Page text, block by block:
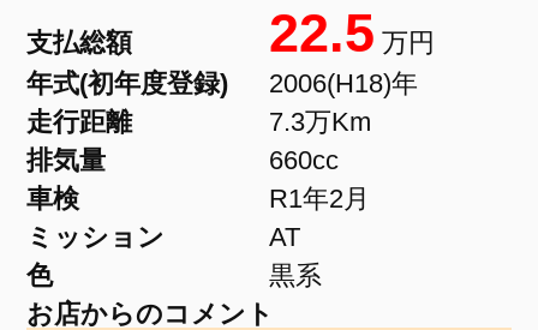
支払総額 22.5 万円
年式(初年度登録)
2006(H18)年
走行距離
7.3万Km
排気量
660cc
車検
R1年2月
ミッション
AT
色
黒系
お店からのコメント